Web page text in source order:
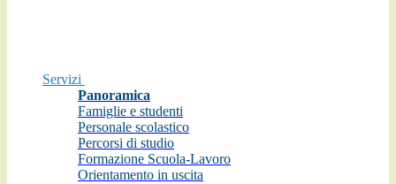
Servizi
Panoramica
Famiglie e studenti
Personale scolastico
Percorsi di studio
Formazione Scuola-Lavoro
Orientamento in uscita